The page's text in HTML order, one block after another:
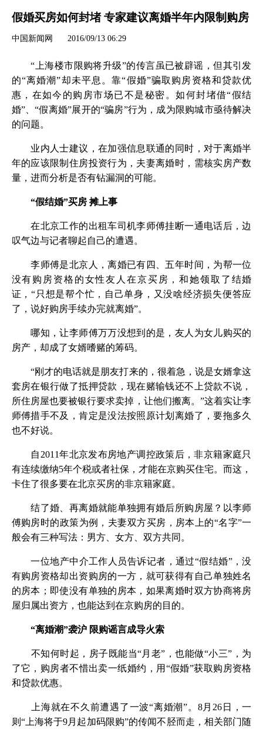
假婚买房如何封堵 专家建议离婚半年内限制购房
中国新闻网 2016/09/13 06:29
“上海楼市限购将升级”的传言虽已被辟谣，但其引发
的“离婚潮”却未平息。靠“假婚”骗取购房资格和贷款优
惠，在如今的购房市场已不是秘密。如何封堵借“假结
婚”、“假离婚”展开的“骗房”行为，成为限购城市亟待解决
的问题。
业内人士建议，在加强信息联通的同时，对于离婚半
年的应该限制住房投资行为，夫妻离婚时，需核实房产数
量，进而分析是否有钻漏洞的可能。
“假结婚”买房 摊上事
在北京工作的出租车司机李师傅挂断一通电话后，边
叹气边与记者聊起自己的遭遇。
李师傅是北京人，离婚已有四、五年时间，为帮一位
没有购房资格的女性友人在京买房，和她领取了结婚
证，“只想是帮个忙，自己单身，又没啥经济损失便答应
了，说好购房手续办完就离婚”。
哪知，让李师傅万万没想到的是，友人为女儿购买的
房产，却成了女婿嗜赌的筹码。
“刚才的电话就是朋友打来的，很着急，说是女婿拿这
套房在银行做了抵押贷款，现在赌输钱还不上贷款不说，
所住房屋也要被银行要求卖掉，让他们搬离。”这着实让李
师傅措手不及，肯定是没法按照原计划离婚了，要拖多久
也不好说。
自2011年北京发布房地产调控政策后，非京籍家庭只
有连续缴纳5年个税或者社保，才能在京购买住宅。而这，
卡住了很多要在北京买房的非京籍家庭。
结了婚、再离婚就能单独拥有婚后所购房屋？以李师
傅购房时的政策为例，夫妻双方买房，房本上的“名字”一
般会有三种写法：男方、女方、双方共同。
一位地产中介工作人员告诉记者，通过“假结婚”，没
有购房资格却出资购房的一方，就可获得有自己单独姓名
的房本；即使没有单独的房本，如果离婚时双方协商将房
屋归属出资方，也能达到在京购房的目的。
“离婚潮”袭沪 限购谣言成导火索
不知何时起，房子既能当“月老”，也能做“小三”，为
了它，购房者不惜出卖一纸婚约，用“假婚”获取购房资格
和贷款优惠。
上海就在不久前遭遇了一波“离婚潮”。8月26日，一
则“上海将于9月起加码限购”的传闻不胫而走，相关部门随